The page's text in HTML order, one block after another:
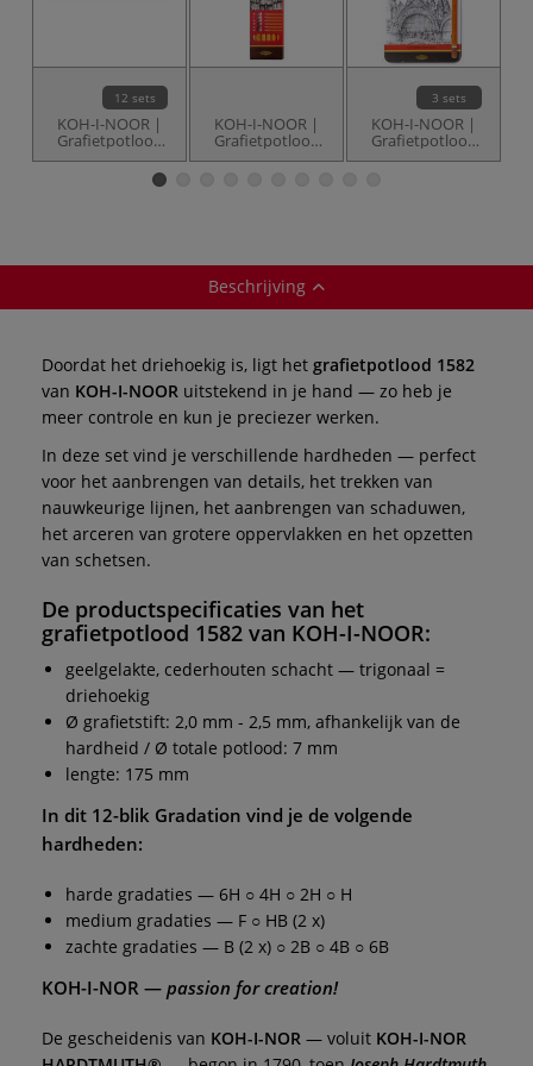
12 sets
KOH-I-NOOR |
Grafietpotlood
1500 — 12-sets
KOH-I-NOOR |
Grafietpotlood
1500 — 6-set
3 sets
KOH-I-NOOR |
Grafietpotlood
1500 — 12-blikken
Beschrijving
Doordat het driehoekig is, ligt het grafietpotlood 1582
van KOH-I-NOOR uitstekend in je hand — zo heb je
meer controle en kun je preciezer werken.
In deze set vind je verschillende hardheden — perfect
voor het aanbrengen van details, het trekken van
nauwkeurige lijnen, het aanbrengen van schaduwen,
het arceren van grotere oppervlakken en het opzetten
van schetsen.
De productspecificaties van het
grafietpotlood 1582 van KOH-I-NOOR:
geelgelakte, cederhouten schacht — trigonaal =
driehoekig
Ø grafietstift: 2,0 mm - 2,5 mm, afhankelijk van de
hardheid / Ø totale potlood: 7 mm
lengte: 175 mm
In dit 12-blik Gradation vind je de volgende
hardheden:
harde gradaties — 6H ○ 4H ○ 2H ○ H
medium gradaties — F ○ HB (2 x)
zachte gradaties — B (2 x) ○ 2B ○ 4B ○ 6B
KOH-I-NOR — passion for creation!
De gescheidenis van KOH-I-NOR — voluit KOH-I-NOR